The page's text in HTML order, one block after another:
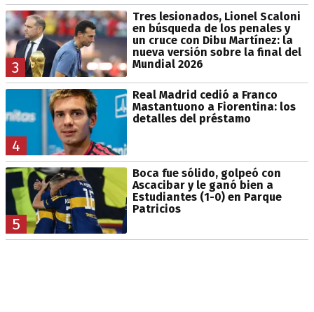
3
Tres lesionados, Lionel Scaloni
en búsqueda de los penales y
un cruce con Dibu Martínez: la
nueva versión sobre la final del
Mundial 2026
4
Real Madrid cedió a Franco
Mastantuono a Fiorentina: los
detalles del préstamo
5
Boca fue sólido, golpeó con
Ascacibar y le ganó bien a
Estudiantes (1-0) en Parque
Patricios